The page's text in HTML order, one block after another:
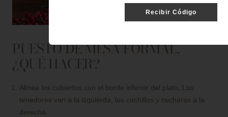
PUESTO DE MESA FORMAL,
¿QUÉ HACER?
Alinea los cubiertos con el borde inferior del plato. Los
tenedores van a la izquierda, los cuchillos y cucharas a la
derecha.
Recibir Código